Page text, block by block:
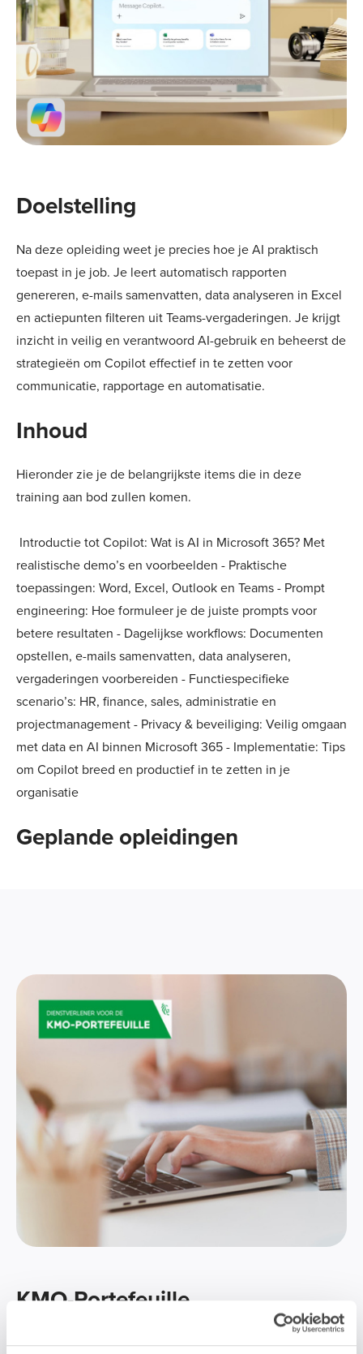
Doelstelling
Na deze opleiding weet je precies hoe je AI praktisch
toepast in je job. Je leert automatisch rapporten
genereren, e-mails samenvatten, data analyseren in Excel
en actiepunten filteren uit Teams-vergaderingen. Je krijgt
inzicht in veilig en verantwoord AI-gebruik en beheerst de
strategieën om Copilot effectief in te zetten voor
communicatie, rapportage en automatisatie.
Inhoud
Hieronder zie je de belangrijkste items die in deze
training aan bod zullen komen.
Introductie tot Copilot: Wat is AI in Microsoft 365? Met
realistische demo’s en voorbeelden - Praktische
toepassingen: Word, Excel, Outlook en Teams - Prompt
engineering: Hoe formuleer je de juiste prompts voor
betere resultaten - Dagelijkse workflows: Documenten
opstellen, e-mails samenvatten, data analyseren,
vergaderingen voorbereiden - Functiespecifieke
scenario’s: HR, finance, sales, administratie en
projectmanagement - Privacy & beveiliging: Veilig omgaan
met data en AI binnen Microsoft 365 - Implementatie: Tips
om Copilot breed en productief in te zetten in je
organisatie
Geplande opleidingen
KMO-Portefeuille
De kmo-portefeuille is een maatregel waardoor je als